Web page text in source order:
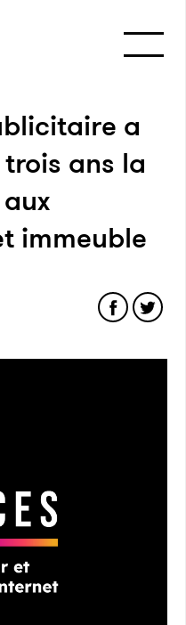
a
ans la
immeuble